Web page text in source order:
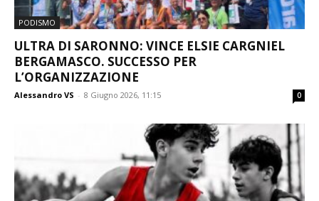
PODISMO
ULTRA DI SARONNO: VINCE ELSIE CARGNIEL
BERGAMASCO. SUCCESSO PER
L’ORGANIZZAZIONE
Alessandro VS - 8 Giugno 2026, 11:15 0